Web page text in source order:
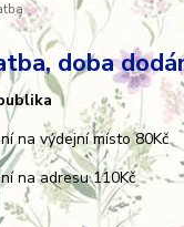
doba
na výdejní místo 80Kč
na adresu 110Kč